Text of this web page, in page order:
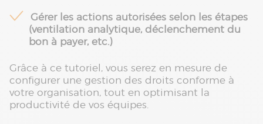
Gérer les actions autorisées selon les étapes
(ventilation analytique, déclenchement du
bon à payer, etc.)
Grâce à ce tutoriel, vous serez en mesure de
configurer une gestion des droits conforme à
votre organisation, tout en optimisant la
productivité de vos équipes.